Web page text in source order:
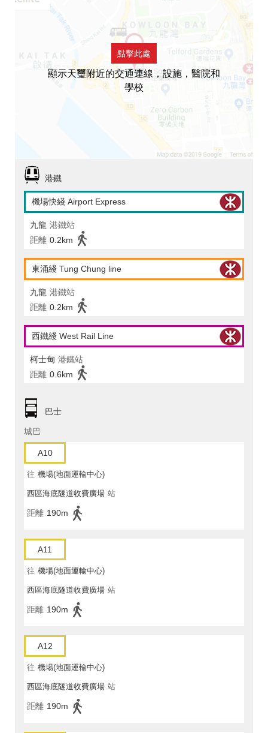
點擊此處
顯示天璽附近的交通連線，設施，醫院和
學校
港鐵
機場快綫 Airport Express
九龍 港鐵站
距離 0.2km
東涌綫 Tung Chung line
九龍 港鐵站
距離 0.2km
西鐵綫 West Rail Line
柯士甸 港鐵站
距離 0.6km
巴士
城巴
A10
往 機場(地面運輸中心)
西區海底隧道收費廣場 站
距離 190m
A11
往 機場(地面運輸中心)
西區海底隧道收費廣場 站
距離 190m
A12
往 機場(地面運輸中心)
西區海底隧道收費廣場 站
距離 190m